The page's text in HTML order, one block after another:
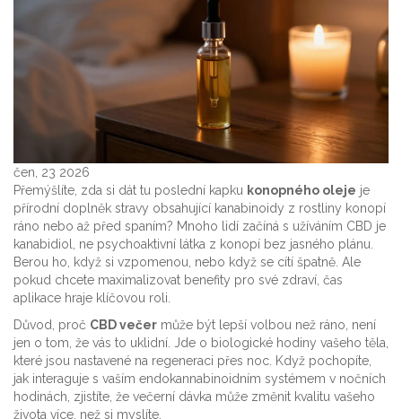
čen, 23 2026
Přemýšlíte, zda si dát tu poslední kapku konopného oleje je
přírodní doplněk stravy obsahující kanabinoidy z rostliny konopí
ráno nebo až před spaním? Mnoho lidí začíná s užíváním CBD je
kanabidiol, ne psychoaktivní látka z konopí bez jasného plánu.
Berou ho, když si vzpomenou, nebo když se cítí špatně. Ale
pokud chcete maximalizovat benefity pro své zdraví, čas
aplikace hraje klíčovou roli.
Důvod, proč CBD večer může být lepší volbou než ráno, není
jen o tom, že vás to uklidní. Jde o biologické hodiny vašeho těla,
které jsou nastavené na regeneraci přes noc. Když pochopíte,
jak interaguje s vaším endokannabinoidním systémem v nočních
hodinách, zjistíte, že večerní dávka může změnit kvalitu vašeho
života více, než si myslíte.